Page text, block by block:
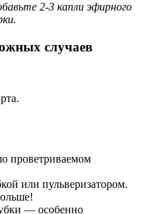
2-3 капли эфирного
случаев
проветриваемом
или пульверизатором.
— особенно